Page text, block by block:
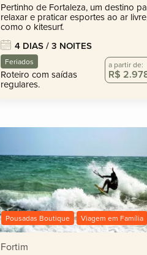
Pertinho de Fortaleza, um destino
relaxar e praticar esportes ao ar
como o kitesurf.
4 DIAS / 3 NOITES
Feriados
Roteiro com saídas
regulares.
a partir de:
R$
Pousadas Boutique Viagem em Família
Fortim